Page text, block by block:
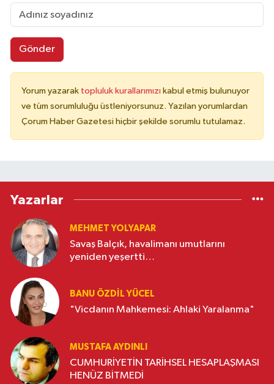
Gönder
Yorum yazarak topluluk kurallarımızı kabul etmiş bulunuyor
ve tüm sorumluluğu üstleniyorsunuz. Yazılan yorumlardan
Çorum Haber Gazetesi hiçbir şekilde sorumlu tutulamaz.
Yazarlar
MEHMET YOLYAPAR
Savaş Balçık, havalimanı umutlarını
yeniden yeşertti…
BANU ÖZDİL YÜCEL
"Vicdanın Mahkemesi: Ahlaki Yaralanma"
MUSTAFA AYDINLI
CUMHURİYETİN TARİHSEL HESAPLAŞMASI
HENÜZ BİTMEDİ